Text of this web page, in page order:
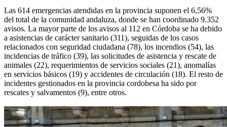
Las 614 emergencias atendidas en la provincia suponen el 6,56%
del total de la comunidad andaluza, donde se han coordinado 9.352
avisos. La mayor parte de los avisos al 112 en Córdoba se ha debido
a asistencias de carácter sanitario (311), seguidas de los casos
relacionados con seguridad ciudadana (78), los incendios (54), las
incidencias de tráfico (39), las solicitudes de asistencia y rescate de
animales (22), requerimientos de servicios sociales (21), anomalías
en servicios básicos (19) y accidentes de circulación (18). El resto de
incidentes gestionados en la provincia cordobesa ha sido por
rescates y salvamentos (9), entre otros.